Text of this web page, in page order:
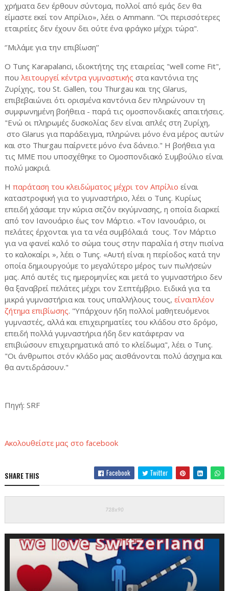
χρήματα δεν έρθουν σύντομα, πολλοί από εμάς δεν θα
είμαστε εκεί τον Απρίλιο», λέει ο Ammann. "Οι περισσότερες
εταιρείες δεν έχουν δει ούτε ένα φράγκο μέχρι τώρα".
‘’Μιλάμε για την επιβίωση’’
Ο Tunç Karapalanci, ιδιοκτήτης της εταιρείας "well come Fit",
που λειτουργεί κέντρα γυμναστικής στα καντόνια της
Ζυρίχης, του St. Gallen, του Thurgau και της Glarus,
επιβεβαιώνει ότι ορισμένα καντόνια δεν πληρώνουν τη
συμφωνημένη βοήθεια - παρά τις ομοσπονδιακές απαιτήσεις.
"Ενώ οι πληρωμές δυσκολίας δεν είναι απλές στη Ζυρίχη,
στο Glarus για παράδειγμα, πληρώνει μόνο ένα μέρος αυτών
και στο Thurgau παίρνετε μόνο ένα δάνειο." Η βοήθεια για
τις ΜΜΕ που υποσχέθηκε το Ομοσπονδιακό Συμβούλιο είναι
πολύ μακριά.
Η παράταση του κλειδώματος μέχρι τον Απρίλιο είναι
καταστροφική για το γυμναστήριο, λέει ο Tunç. Κυρίως
επειδή χάσαμε την κύρια σεζόν εκγύμνασης, η οποία διαρκεί
από τον Ιανουάριο έως τον Μάρτιο. «Τον Ιανουάριο, οι
πελάτες έρχονται για τα νέα συμβόλαιά τους. Τον Μάρτιο
για να φανεί καλό το σώμα τους στην παραλία ή στην πισίνα
το καλοκαίρι », λέει ο Tunç. «Αυτή είναι η περίοδος κατά την
οποία δημιουργούμε το μεγαλύτερο μέρος των πωλήσεών
μας. Από αυτές τις ημερομηνίες και μετά το γυμναστήριο δεν
θα ξαναβρεί πελάτες μέχρι τον Σεπτέμβριο. Ειδικά για τα
μικρά γυμναστήρια και τους υπαλλήλους τους, είναιπλέον
ζήτημα επιβίωσης. "Υπάρχουν ήδη πολλοί μαθητευόμενοι
γυμναστές, αλλά και επιχειρηματίες του κλάδου στο δρόμο,
επειδή πολλά γυμναστήρια ήδη δεν κατάφεραν να
επιβιώσουν επιχειρηματικά από το κλείδωμα", λέει ο Tunç.
"Οι άνθρωποι στόν κλάδο μας αισθάνονται πολύ άσχημα και
θα αντιδράσουν."
Πηγή: SRF
Ακολουθείστε μας στο facebook
SHARE THIS Facebook Twitter